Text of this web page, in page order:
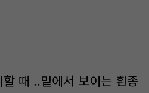
때 ..밑에서 보이는 흰종